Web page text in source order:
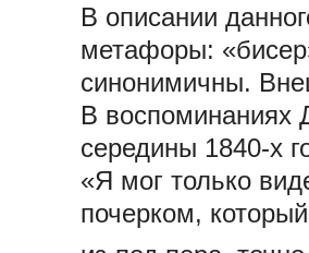
В описании
метафоры:
синонимичны.
В воспоминаниях
середины 1840-х
«Я мог только
почерком,